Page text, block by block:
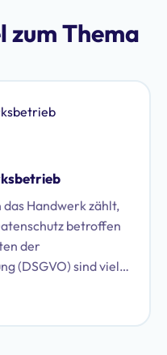
zum Thema
Handwerk zählt,
betroffen
der
(DSGVO) sind viele
und
beachten, dass